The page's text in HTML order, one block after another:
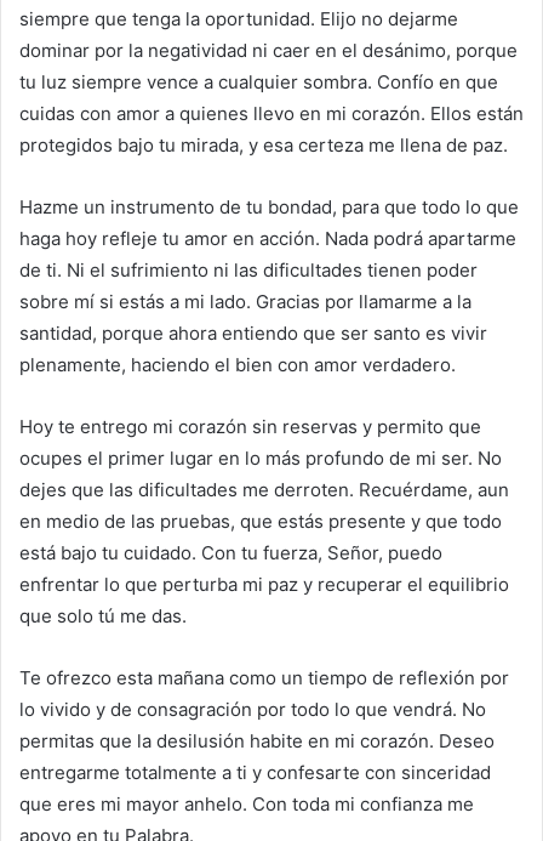
siempre que tenga la oportunidad. Elijo no dejarme
dominar por la negatividad ni caer en el desánimo, porque
tu luz siempre vence a cualquier sombra. Confío en que
cuidas con amor a quienes llevo en mi corazón. Ellos están
protegidos bajo tu mirada, y esa certeza me llena de paz.
Hazme un instrumento de tu bondad, para que todo lo que
haga hoy refleje tu amor en acción. Nada podrá apartarme
de ti. Ni el sufrimiento ni las dificultades tienen poder
sobre mí si estás a mi lado. Gracias por llamarme a la
santidad, porque ahora entiendo que ser santo es vivir
plenamente, haciendo el bien con amor verdadero.
Hoy te entrego mi corazón sin reservas y permito que
ocupes el primer lugar en lo más profundo de mi ser. No
dejes que las dificultades me derroten. Recuérdame, aun
en medio de las pruebas, que estás presente y que todo
está bajo tu cuidado. Con tu fuerza, Señor, puedo
enfrentar lo que perturba mi paz y recuperar el equilibrio
que solo tú me das.
Te ofrezco esta mañana como un tiempo de reflexión por
lo vivido y de consagración por todo lo que vendrá. No
permitas que la desilusión habite en mi corazón. Deseo
entregarme totalmente a ti y confesarte con sinceridad
que eres mi mayor anhelo. Con toda mi confianza me
apoyo en tu Palabra.